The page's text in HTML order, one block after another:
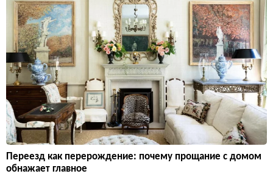
Переезд как перерождение: почему прощание с домом
обнажает главное